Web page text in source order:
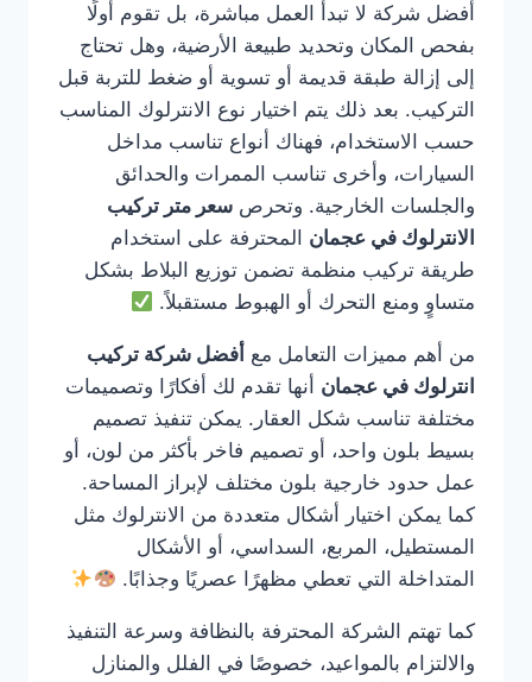
أفضل شركة لا تبدأ العمل مباشرة، بل تقوم أولًا
بفحص المكان وتحديد طبيعة الأرضية، وهل تحتاج
إلى إزالة طبقة قديمة أو تسوية أو ضغط للتربة قبل
التركيب. بعد ذلك يتم اختيار نوع الانترلوك المناسب
حسب الاستخدام، فهناك أنواع تناسب مداخل
السيارات، وأخرى تناسب الممرات والحدائق
والجلسات الخارجية. وتحرص سعر متر تركيب
الانترلوك في عجمان المحترفة على استخدام
طريقة تركيب منظمة تضمن توزيع البلاط بشكل
متساوٍ ومنع التحرك أو الهبوط مستقبلاً.
من أهم مميزات التعامل مع أفضل شركة تركيب
انترلوك في عجمان أنها تقدم لك أفكارًا وتصميمات
مختلفة تناسب شكل العقار. يمكن تنفيذ تصميم
بسيط بلون واحد، أو تصميم فاخر بأكثر من لون، أو
عمل حدود خارجية بلون مختلف لإبراز المساحة.
كما يمكن اختيار أشكال متعددة من الانترلوك مثل
المستطيل، المربع، السداسي، أو الأشكال
المتداخلة التي تعطي مظهرًا عصريًا وجذابًا.
كما تهتم الشركة المحترفة بالنظافة وسرعة التنفيذ
والالتزام بالمواعيد، خصوصًا في الفلل والمنازل